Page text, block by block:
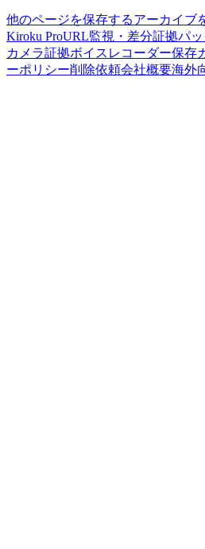
他のページを保存するアーカイブ
Kiroku ProURL監視・差分証拠パッ
カメラ証拠ボイスレコーダー保存
ーポリシー削除依頼会社概要海外